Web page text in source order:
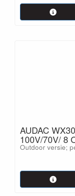
AUDAC
100V/70V/ 8
Outdoor versie;